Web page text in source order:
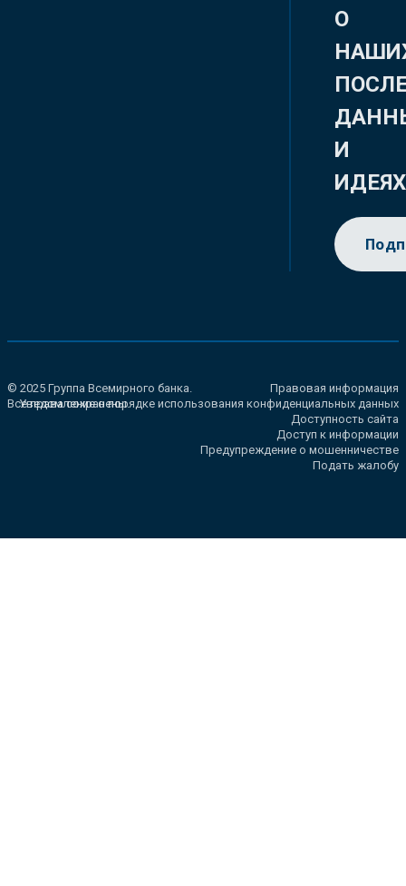
О
И
ИДЕЯХ
© 2025 Группа Всемирного банка.
Все права сохранены.
Правовая информация
Уведомление о порядке использования конфиденциальных данных
Доступность сайта
Доступ к информации
Предупреждение о мошенничестве
Подать жалобу